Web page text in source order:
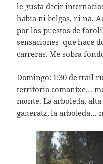
le gusta decir
había ni belgas, ni ná.
por los puestos de
sensaciones que hace
carreras. Me sobra
Domingo: 1:30 de trail
territorio comantxe…
monte. La arboleda,
ganeratz, la arboleda…